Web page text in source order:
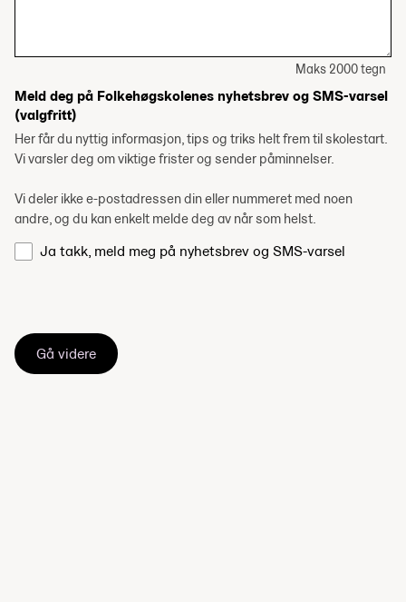
Maks 2000 tegn
Meld deg på Folkehøgskolenes nyhetsbrev og SMS-varsel
(valgfritt)
Her får du nyttig informasjon, tips og triks helt frem til skolestart.
Vi varsler deg om viktige frister og sender påminnelser.
Vi deler ikke e-postadressen din eller nummeret med noen
andre, og du kan enkelt melde deg av når som helst.
Ja takk, meld meg på nyhetsbrev og SMS-varsel
Gå videre